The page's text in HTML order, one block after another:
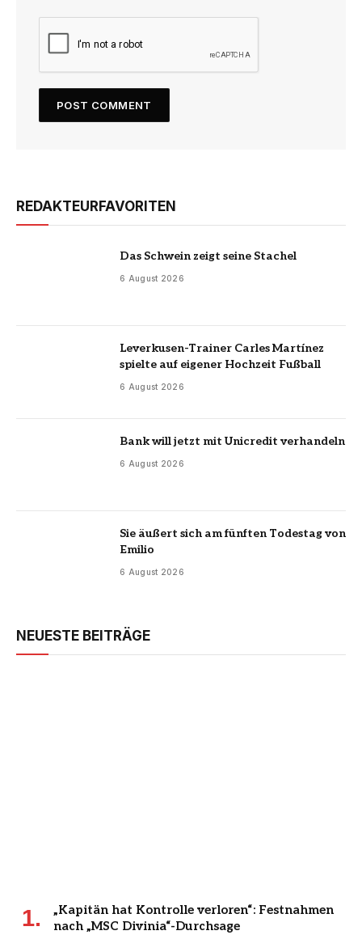
REDAKTEURFAVORITEN
Das Schwein zeigt seine Stachel
6 August 2026
Leverkusen-Trainer Carles Martínez
spielte auf eigener Hochzeit Fußball
6 August 2026
Bank will jetzt mit Unicredit verhandeln
6 August 2026
Sie äußert sich am fünften Todestag von
Emilio
6 August 2026
NEUESTE BEITRÄGE
„Kapitän hat Kontrolle verloren“: Festnahmen
nach „MSC Divinia“-Durchsage